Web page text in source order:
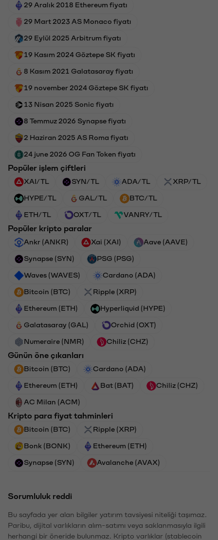
29 Aralık 2018 Ethereum fiyatı
29 Mart 2023 AS Monaco fiyatı
29 Eylül 2025 Arbitrum fiyatı
19 Kasım 2024 Göztepe SK fiyatı
8 Kasım 2021 Galatasaray fiyatı
19 november 2024 Göztepe SK fiyatı
13 Nisan 2025 Sonic fiyatı
8 Temmuz 2026 Synapse fiyatı
2 Haziran 2025 AS Roma fiyatı
24 june 2026 OG Fan Token fiyatı
Popüler işlem çiftleri
XAI/TL SYN/TL ADA/TL XRP/TL
HYPE/TL GAL/TL BTC/TL
ETH/TL OXT/TL VANRY/TL
Popüler kripto paralar
Ankr (ANKR) Xai (XAI) Aave (AAVE)
Synapse (SYN) PSG (PSG)
Waves (WAVES) Cardano (ADA)
Bitcoin (BTC) Ripple (XRP)
Ethereum (ETH) Hyperliquid (HYPE)
Galatasaray (GAL) Orchid (OXT)
Numeraire (NMR) Chiliz (CHZ)
Günün öne çıkanları
Bitcoin (BTC) Cardano (ADA)
Ethereum (ETH) Bat (BAT) Chiliz (CHZ)
AC Milan (ACM)
Kripto para fiyat tahminleri
Bitcoin (BTC) Ripple (XRP)
Bonk (BONK) Ethereum (ETH)
Synapse (SYN) Avalanche (AVAX)
Sorumluluk reddi
Bu sayfada yer alan bilgiler yatırım tavsiyesi niteliği taşımaz.
Paribu, dijital varlıkların alım-satımı veya saklanmasıyla ilgili
herhangi bir öneride bulunmaz. Kripto varlıklar (stablecoin